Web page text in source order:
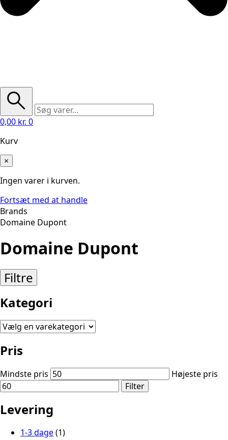
0,00 kr. 0
Kurv
×
Ingen varer i kurven.
Fortsæt med at handle
Brands
Domaine Dupont
Domaine Dupont
Filtre
Kategori
Pris
Mindste pris
Højeste pris
Filter
Levering
1-3 dage(1)